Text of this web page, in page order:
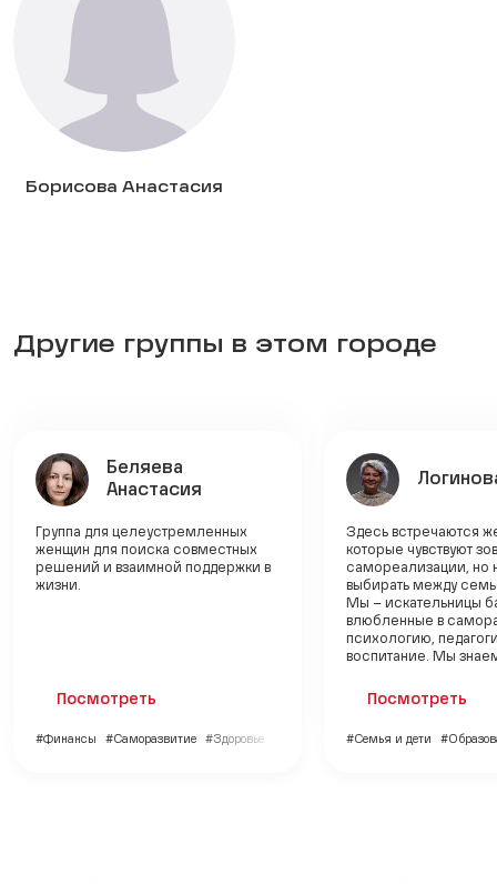
Борисова Анастасия
Другие группы в этом городе
Беляева
Анастасия
Группа для целеустремленных
женщин для поиска совместных
решений и взаимной поддержки в
жизни.
Посмотреть
#Финансы #Саморазвитие #Здоровье
Здесь встречаются
которые чувствуют
самореализации, но
выбирать между
Мы – искательницы
влюбленные в
психологию,
воспитание. Мы
Посмотреть
#Семья и дети